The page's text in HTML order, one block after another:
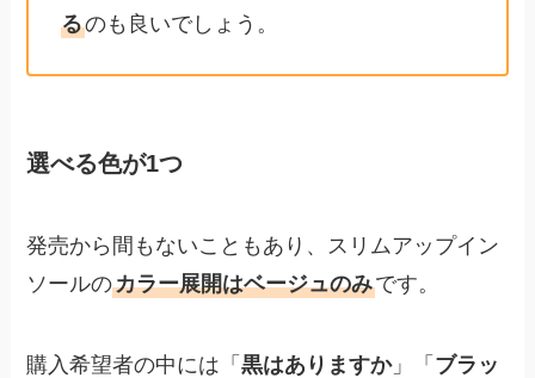
るのも良いでしょう。
選べる色が1つ
発売から間もないこともあり、スリムアップイン
ソールのカラー展開はベージュのみです。
購入希望者の中には「黒はありますか」「 ブラッ